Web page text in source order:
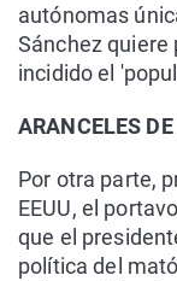
autónomas
Sánchez quiere
incidido el
ARANCELES DE
Por otra parte,
EEUU, el
que el
política del